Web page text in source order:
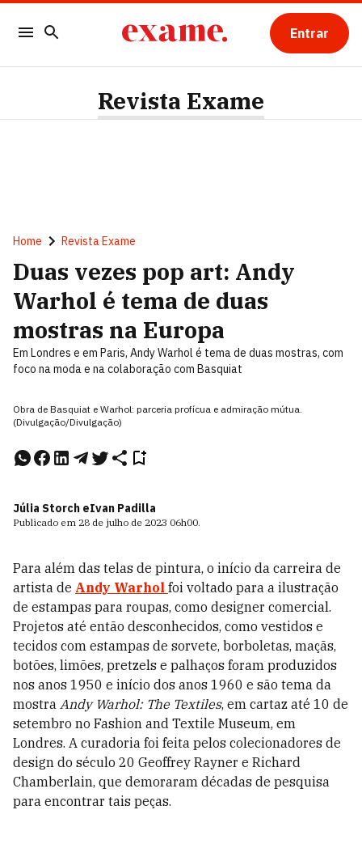
Entrar
Revista Exame
Home Revista Exame
Duas vezes pop art: Andy
Warhol é tema de duas
mostras na Europa
Em Londres e em Paris, Andy Warhol é tema de duas mostras, com
foco na moda e na colaboração com Basquiat
Obra de Basquiat e Warhol: parceria profícua e admiração mútua.
(Divulgação/Divulgação)
Júlia Storch eIvan Padilla
Publicado em 28 de julho de 2023 06h00.
Para além das telas de pintura, o início da carreira de
artista de Andy Warhol foi voltado para a ilustração
de estampas para roupas, como designer comercial.
Projetos até então desconhecidos, como vestidos e
tecidos com estampas de sorvete, borboletas, maçãs,
botões, limões, pretzels e palhaços foram produzidos
nos anos 1950 e início dos anos 1960 e são tema da
mostra Andy Warhol: The Textiles, em cartaz até 10 de
setembro no Fashion and ­Textile Museum, em
Londres. A curadoria foi feita pelos colecionadores de
design do século 20 Geoffrey Rayner e ­Richard
Chamberlain, que demoraram décadas de pesquisa
para encontrar tais peças.